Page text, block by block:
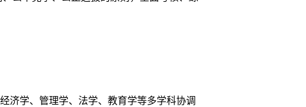
济学、管理学、法学、教育学等多学科协调